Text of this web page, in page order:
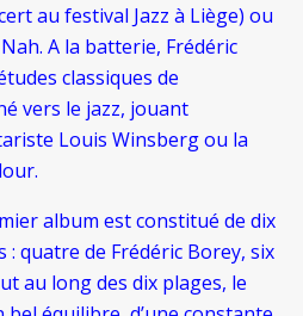
au festival Jazz à Liège) ou
A la batterie, Frédéric
classiques de
vers le jazz, jouant
Louis Winsberg ou la
album est constitué de dix
quatre de Frédéric Borey, six
au long des dix plages, le